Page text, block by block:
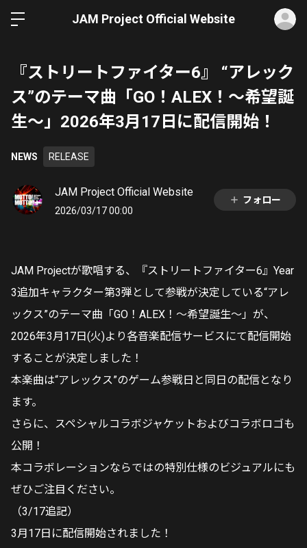
JAM Project Official Website
『ストリートファイター6』 “アレック
ス”のテーマ曲「GO！ALEX！〜希望誕
生〜」2026年3月17日に配信開始！
NEWS RELEASE
JAM Project Official Website
2026/03/17 00:00
フォロー
JAM Projectが歌唱する、『ストリートファイター6』Year
3追加キャラクター第3弾として参戦が決定している“アレ
ックス”のテーマ曲「GO！ALEX！〜希望誕生〜」が、
2026年3月17日(火)より各音楽配信サービスにて配信開始
することが決定しました！
本楽曲は“アレックス”のゲーム参戦日と同日の配信となり
ます。
さらに、スペシャルコラボジャケットおよびコラボロゴも
公開！
本コラボレーションならではの特別仕様のビジュアルにも
ぜひご注目ください。
（3/17追記）
3月17日に配信開始されました！